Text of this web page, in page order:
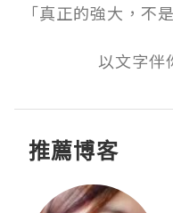
「真正的強大，不
以文字伴
推薦博客